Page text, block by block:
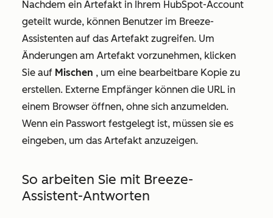
Nachdem ein Artefakt in Ihrem HubSpot-Account
geteilt wurde, können Benutzer im Breeze-
Assistenten auf das Artefakt zugreifen. Um
Änderungen am Artefakt vorzunehmen, klicken
Sie auf Mischen , um eine bearbeitbare Kopie zu
erstellen. Externe Empfänger können die URL in
einem Browser öffnen, ohne sich anzumelden.
Wenn ein Passwort festgelegt ist, müssen sie es
eingeben, um das Artefakt anzuzeigen.
So arbeiten Sie mit Breeze-
Assistent-Antworten